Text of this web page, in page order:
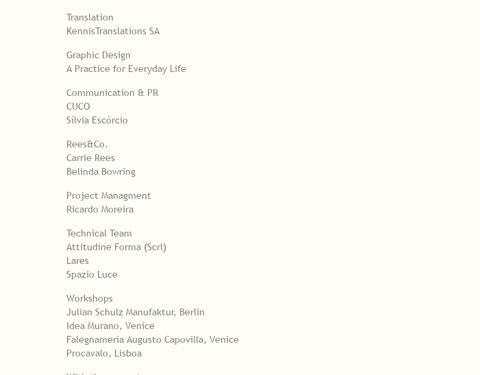
Translation
KennisTranslations SA
Graphic Design
A Practice for Everyday Life
Communication & PR
CUCO
Sílvia Escórcio
Rees&Co.
Carrie Rees
Belinda Bowring
Project Managment
Ricardo Moreira
Technical Team
Attitudine Forma (Scrl)
Lares
Spazio Luce
Workshops
Julian Schulz Manufaktur, Berlin
Idea Murano, Venice
Falegnameria Augusto Capovilla, Venice
Procavalo, Lisboa